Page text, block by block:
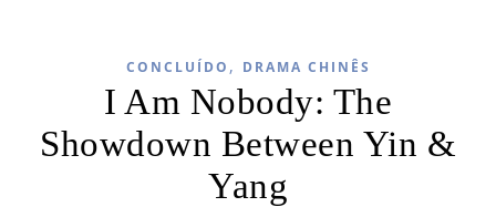
CONCLUÍDO , DRAMA CHINÊS
I Am Nobody: The
Showdown Between Yin &
Yang